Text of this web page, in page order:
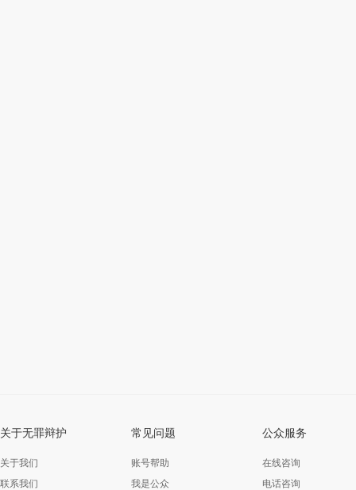
关于无罪辩护
关于我们
联系我们
常见问题
账号帮助
我是公众
公众服务
在线咨询
电话咨询